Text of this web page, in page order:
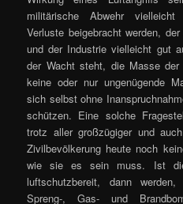
militärische Abwehr
Verluste beigebracht werden,
und der Industrie vielleicht gut
der Wacht steht, die Masse
keine oder nur ungenügende
sich selbst ohne
schützen. Eine solche
trotz aller großzügiger und
Zivilbevölkerung heute noch
wie sie es sein muss. Ist
luftschutzbereit, dann
Spreng-, Gas- und